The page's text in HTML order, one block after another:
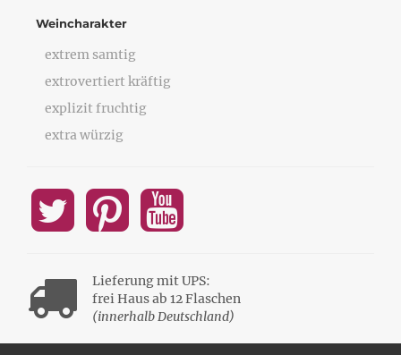
Weincharakter
extrem samtig
extrovertiert kräftig
explizit fruchtig
extra würzig
Lieferung mit UPS:
frei Haus ab 12 Flaschen
(innerhalb Deutschland)